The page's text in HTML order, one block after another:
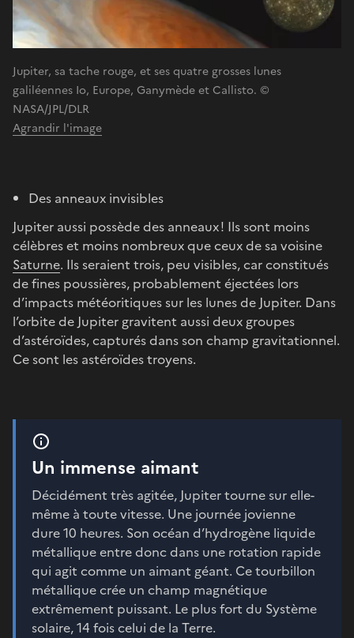
Jupiter, sa tache rouge, et ses quatre grosses lunes
galiléennes Io, Europe, Ganymède et Callisto. ©
NASA/JPL/DLR
Agrandir l'image
Des anneaux invisibles
Jupiter aussi possède des anneaux ! Ils sont moins
célèbres et moins nombreux que ceux de sa voisine
Saturne. Ils seraient trois, peu visibles, car constitués
de fines poussières, probablement éjectées lors
d’impacts météoritiques sur les lunes de Jupiter. Dans
l’orbite de Jupiter gravitent aussi deux groupes
d’astéroïdes, capturés dans son champ gravitationnel.
Ce sont les astéroïdes troyens.
Un immense aimant
Décidément très agitée, Jupiter tourne sur elle-
même à toute vitesse. Une journée jovienne
dure 10 heures. Son océan d’hydrogène liquide
métallique entre donc dans une rotation rapide
qui agit comme un aimant géant. Ce tourbillon
métallique crée un champ magnétique
extrêmement puissant. Le plus fort du Système
solaire, 14 fois celui de la Terre.